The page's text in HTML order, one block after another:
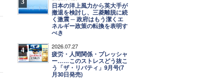
日本の洋上風力から英大手が
撤退を検討し、三菱離脱に続
く激震 ─ 政府はもう潔くエ
ネルギー政策の転換を表明す
べき
4 2026.07.27
疲労・人間関係・プレッシャ
ー……このストレスどう抜こ
う「ザ・リバティ」9月号(7
月30日発売)